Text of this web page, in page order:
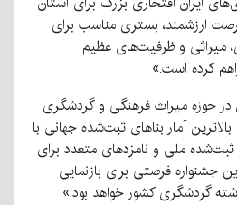
ارزشمند، بستری مناسب برای
میراثی و ظرفیت‌های عظیم
کرده است.»
در حوزه میراث فرهنگی و گردشگری
آمار بناهای ثبت‌شده جهانی با
ثبت جهانی، ۸۴۰ اثر ثبت‌شده ملی و نامزدهای متعدد برای
فرصتی برای بازنمایی
گردشگری کشور خواهد بود.»